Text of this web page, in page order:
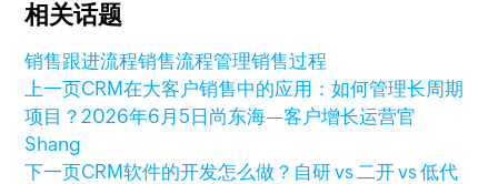
相关话题
销售跟进流程销售流程管理销售过程
上一页CRM在大客户销售中的应用：如何管理长周期
项目？2026年6月5日 尚东海—客户增长运营官
Shang
下一页CRM软件的开发怎么做？自研 vs 二开 vs 低代